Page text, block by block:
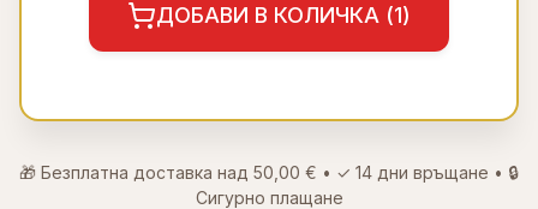
ДОБАВИ В КОЛИЧКА (1)
🎁 Безплатна доставка над 50,00 € • ✓ 14 дни връщане • 🔒
Сигурно плащане